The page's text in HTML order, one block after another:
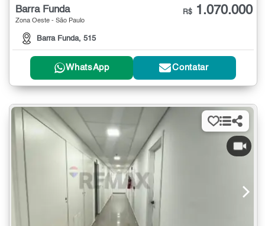
Barra Funda
Zona Oeste - São Paulo
Barra Funda, 515
R$ 1.070.000
WhatsApp Contatar